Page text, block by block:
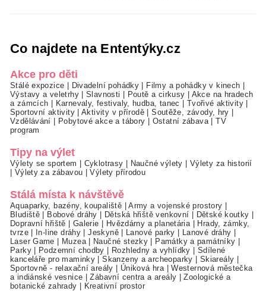
Co najdete na Ententýky.cz
Akce pro děti
Stálé expozice Divadelní pohádky Filmy a pohádky v kinech
Výstavy a veletrhy|Slavnosti Poutě a cirkusy
Akce na hradech
a zámcích
Karnevaly, festivaly, hudba, tanec Tvořivé aktivity
Sportovní aktivity|Aktivity v přírodě |Soutěže, závody, hry
Vzdělávání
Pobytové akce a tábory Ostatní zábava |TV
program
Tipy na výlet
Výlety se sportem Cyklotrasy Naučné výlety
Výlety za historií
Výlety za zábavou |Výlety přírodou
Stálá místa k návštěvě
Aquaparky, bazény, koupaliště |Army a vojenské prostory
Bludiště
Bobové dráhy Dětská hřiště venkovní Dětské koutky
Dopravní hřiště
Galerie Hvězdárny a planetária
Hrady, zámky,
tvrze| In-line dráhy |Jeskyně| Lanové parky Lanové dráhy
Laser Game
Muzea| Naučné stezky Památky a památníky
Parky| Podzemní chodby Rozhledny a vyhlídky
Sdílené
kanceláře pro maminky |Skanzeny a archeoparky Skiareály
Sportovně - relaxační areály
Úniková hra |Westernová městečka
a indiánské vesnice |Zábavní centra a areály |Zoologické a
botanické zahrady
Kreativní prostor